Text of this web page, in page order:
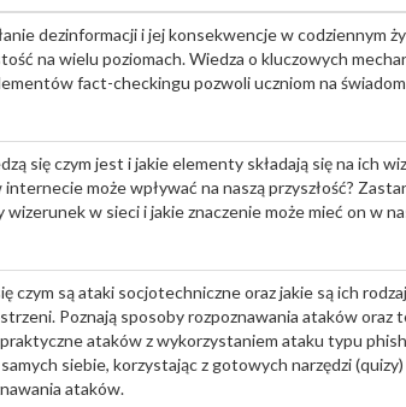
dezinformacji i jej konsekwencje w codziennym
na wielu poziomach. Wiedza o kluczowych
fact-checkingu pozwoli uczniom na
się czym jest i jakie elementy składają się na ich
może wpływać na naszą przyszłość?
w sieci i jakie znaczenie może mieć on w
czym są ataki socjotechniczne oraz jakie są ich
Poznają sposoby rozpoznawania ataków oraz
ataków z wykorzystaniem ataku typu
siebie, korzystając z gotowych narzędzi
ataków.